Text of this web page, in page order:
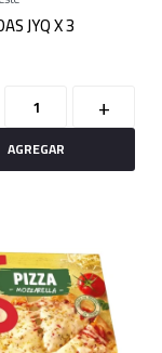
JYQ X 3
+